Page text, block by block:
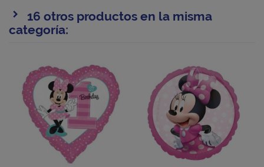
16 otros productos en la misma
categoría: